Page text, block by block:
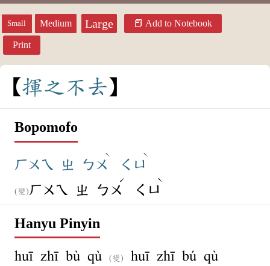
Small Medium Large Add to Notebook
Print
揮之 不 去
Bopomofo
ㄏㄨㄟ ㄓ ㄅㄨ
ˋ
ㄑㄩ
ˋ
(變) ㄏㄨㄟ ㄓ ㄅㄨ
ˊ
ㄑㄩ
ˋ
Hanyu Pinyin
huī zhī bù qù (變) huī zhī bú qù